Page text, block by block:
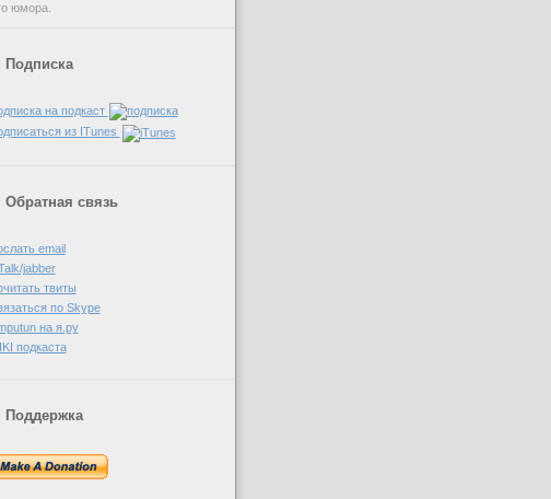
юмора.
Подписка
на подкаст
из ITunes
Обратная связь
email
jabber
твиты
по Skype
на я.ру
подкаста
Поддержка